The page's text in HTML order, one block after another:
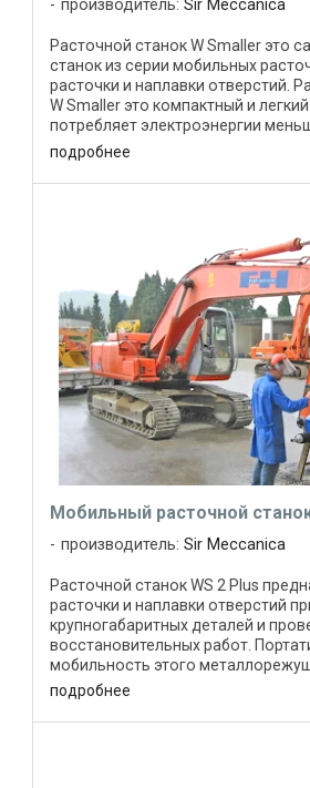
производитель: Sir Meccanica
Расточной станок W Smaller это
станок из серии мобильных
расточки и наплавки отверстий.
W Smaller это компактный и
потребляет электроэнергии
подробнее
Мобильный расточной
производитель: Sir Meccanica
Расточной станок WS 2 Plus
расточки и наплавки отверстий
крупногабаритных деталей и
восстановительных работ.
мобильность этого
малые размеры и вес, а ...
подробнее